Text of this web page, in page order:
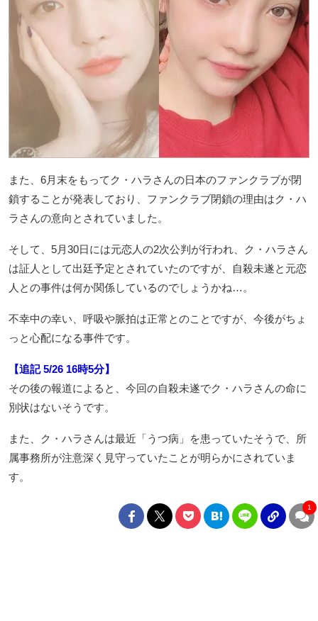
また、6月末をもってク・ハラさんの日本のファンクラブが閉
鎖することが発表しており、ファンクラブ閉鎖の理由はク・ハ
ラさんの意向とされていました。
そして、5月30日には元恋人の2次公判が行われ、ク・ハラさん
は証人として出廷予定とされていたのですが、自殺未遂と元恋
人との事件は何か関係しているのでしょうかね…。
不幸中の幸い、呼吸や脈拍は正常とのことですが、今後がちょ
っと心配になる事件です。
【追記 5/26 16時5分】
その後の報道によると、今回の自殺未遂でク・ハラさんの命に
別状はないそうです。
また、ク・ハラさんは最近「うつ病」を患っていたそうで、所
属事務所が注意深く見守っていたことが明らかにされていま
す。
1